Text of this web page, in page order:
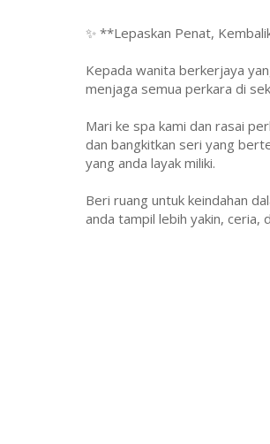
✨ **Lepaskan Penat,
Kepada wanita berkerjaya
menjaga semua perkara di
Mari ke spa kami dan rasai
dan bangkitkan seri yang
yang anda layak miliki.
Beri ruang untuk keindahan
anda tampil lebih yakin, ceria,